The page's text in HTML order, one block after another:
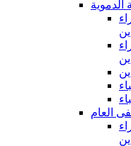
الدموية
العام